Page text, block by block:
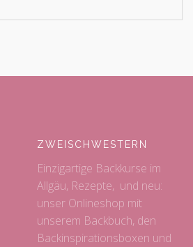
ZWEISCHWESTERN
Einzigartige Backkurse im
Allgäu, Rezepte, und neu:
unser Onlineshop mit
unserem Backbuch, den
Backinspirationsboxen und